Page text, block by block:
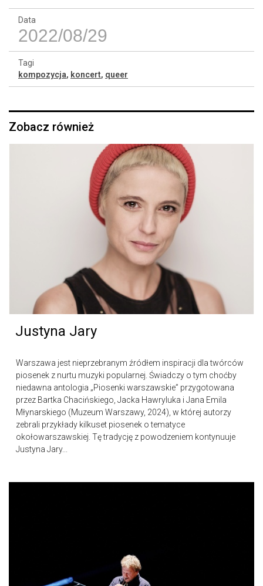
Data
2022/08/29
Tagi
kompozycja, koncert, queer
Zobacz również
Justyna Jary
Warszawa jest nieprzebranym źródłem inspiracji dla twórców
piosenek z nurtu muzyki popularnej. Świadczy o tym choćby
niedawna antologia „Piosenki warszawskie” przygotowana
przez Bartka Chacińskiego, Jacka Hawryluka i Jana Emila
Młynarskiego (Muzeum Warszawy, 2024), w której autorzy
zebrali przykłady kilkuset piosenek o tematyce
okołowarszawskiej. Tę tradycję z powodzeniem kontynuuje
Justyna Jary...